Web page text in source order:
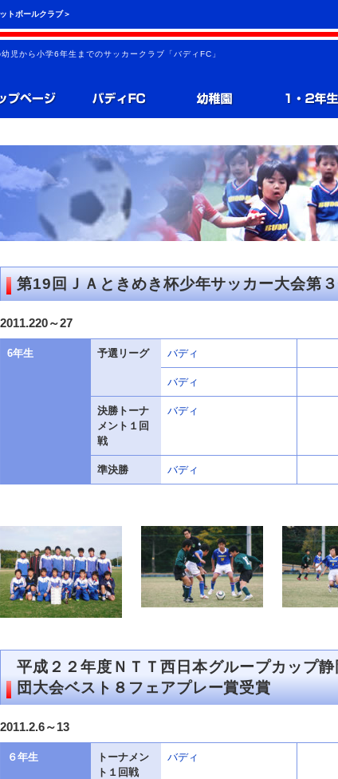
トボールクラブ＞
児から小学6年生までのサッカークラブ「バディFC」
第19回ＪＡときめき杯少年サッカー大会第
2011.220～27
6年生 予選リーグ バディ
バディ
決勝トーナ
メント１回
戦
バディ
準決勝 バディ
平成２２年度ＮＴＴ西日本グループカップ
団大会ベスト８フェアプレー賞受賞
2011.2.6～13
６年生
トーナメン
ト１回戦
バディ